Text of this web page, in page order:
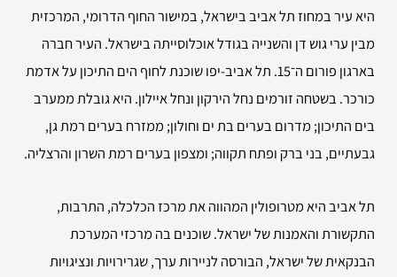
היא עיר במחוז תל אביב בישראל, במישור החוף הדרומי, המרכזית
מבין ערי גוש דן והשנייה בגודל אוכלוסייתה בישראל. העיר חברה
בארגון פורום ה־15. תל אביב-יפו שוכנת לחוף הים התיכון על אדמת
כורכר. בשטחה זורמים נחל הירקון ונחל איילון. היא גובלת ממערב
בים התיכון; מדרום בערים בת ים וחולון; ממזרח בערים רמת גן,
גבעתיים, בני ברק ופתח תקווה; ומצפון בערים רמת השרון והרצליה.
תל אביב היא מטרופולין המהווה את מרכז הכלכלה, התרבות,
התקשורת והאמנות של ישראל. שוכנים בה מרכזי המערכת
הבנקאית של ישראל, הבורסה לניירות ערך, שגרירויות ונציגויות